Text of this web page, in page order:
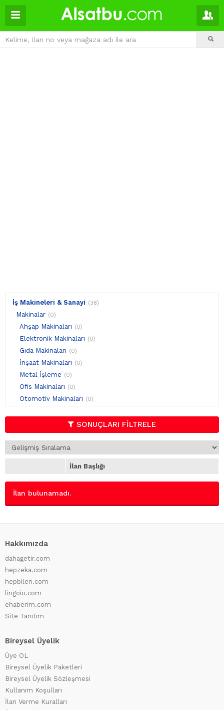
İş Makineleri & Sanayi (38)
Makinalar (0)
Ahşap Makinaları (0)
Elektronik Makinaları (0)
Gıda Makinaları (0)
İnşaat Makinaları (0)
Metal İşleme (0)
Ofis Makinaları (0)
Otomotiv Makinaları (0)
Plastik Makinaları (0)
Temizlik Makinaları (0)
Kodlama Makinası
SONUÇLARI FİLTRELE
İlan Başlığı
İlan bulunamadı.
Hakkımızda
dahagetir.com
hepzeka.com
hepbilen.com
lingoio.com
ehaberim.com
Site Tanıtım
Bireysel Üyelik
Üye OL
Bireysel Üyelik Paketleri
Bireysel Üyelik Sözleşmesi
Kullanım Koşulları
İlan Verme Kuralları